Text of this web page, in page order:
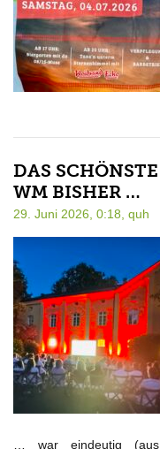
DAS SCHÖNSTE
M BISHER …
29. Juni 2026, 0:18, quh
… war eindeutig (aus